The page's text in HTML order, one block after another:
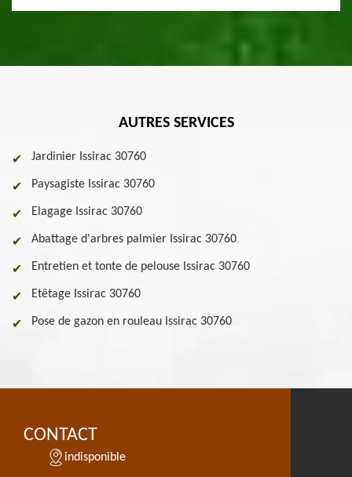
AUTRES SERVICES
Jardinier Issirac 30760
Paysagiste Issirac 30760
Elagage Issirac 30760
Abattage d'arbres palmier Issirac 30760
Entretien et tonte de pelouse Issirac 30760
Etêtage Issirac 30760
Pose de gazon en rouleau Issirac 30760
CONTACT
indisponible